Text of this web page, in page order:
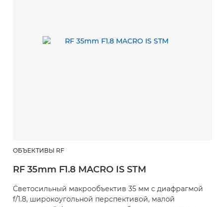
ОБЪЕКТИВЫ RF
RF 35mm F1.8 MACRO IS STM
Светосильный макрообъектив 35 мм с диафрагмой
f/1.8, широкоугольной перспективой, малой